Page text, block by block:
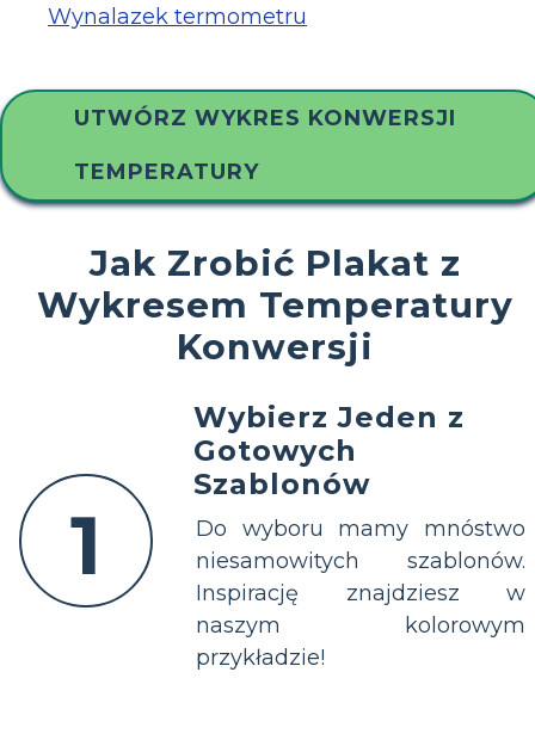
Wynalazek termometru
UTWÓRZ WYKRES KONWERSJI
TEMPERATURY
Jak Zrobić Plakat z
Wykresem Temperatury
Konwersji
1
Wybierz Jeden z
Gotowych
Szablonów
Do wyboru mamy mnóstwo
niesamowitych szablonów.
Inspirację znajdziesz w
naszym kolorowym
przykładzie!